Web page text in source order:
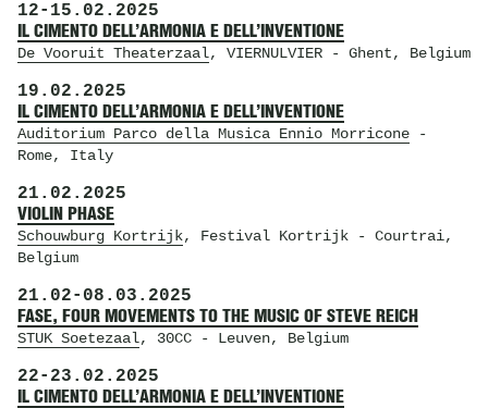
12- 15.02.2025
IL CIMENTO DELL’ARMONIA E DELL’INVENTIONE
De Vooruit Theaterzaal, VIERNULVIER- Ghent, Belgium
19.02.2025
IL CIMENTO DELL’ARMONIA E DELL’INVENTIONE
Auditorium Parco della Musica Ennio Morricone-
Rome, Italy
21.02.2025
VIOLIN PHASE
Schouwburg Kortrijk, Festival Kortrijk- Courtrai,
Belgium
21.02- 08.03.2025
FASE, FOUR MOVEMENTS TO THE MUSIC OF STEVE REICH
STUK Soetezaal, 30CC- Leuven, Belgium
22- 23.02.2025
IL CIMENTO DELL’ARMONIA E DELL’INVENTIONE